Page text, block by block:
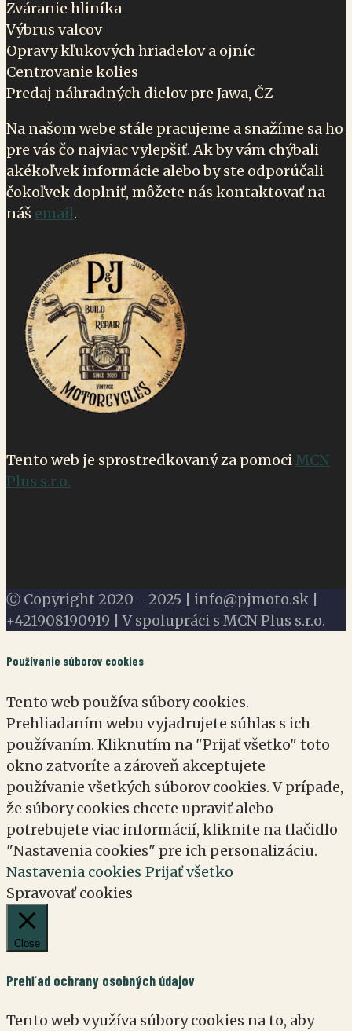
Zváranie hliníka
Výbrus valcov
Opravy kľukových hriadelov a ojníc
Centrovanie kolies
Predaj náhradných dielov pre Jawa, ČZ
Na našom webe stále pracujeme a snažíme sa ho
pre vás čo najviac vylepšiť. Ak by vám chýbali
akékoľvek informácie alebo by ste odporúčali
čokoľvek doplniť, môžete nás kontaktovať na
náš email.
Tento web je sprostredkovaný za pomociMCN
Plus s.r.o.
Ⓒ Copyright 2020 - 2025 | info@pjmoto.sk |
+421908190919 | V spolupráci s MCN Plus s.r.o.
Používanie súborov cookies
Tento web používa súbory cookies.
Prehliadaním webu vyjadrujete súhlas s ich
používaním. Kliknutím na "Prijať všetko" toto
okno zatvoríte a zároveň akceptujete
používanie všetkých súborov cookies. V prípade,
že súbory cookies chcete upraviť alebo
potrebujete viac informácií, kliknite na tlačidlo
"Nastavenia cookies" pre ich personalizáciu.
Nastavenia cookies Prijať všetko
Spravovať cookies
Close
Prehľad ochrany osobných údajov
Tento web využíva súbory cookies na to, aby